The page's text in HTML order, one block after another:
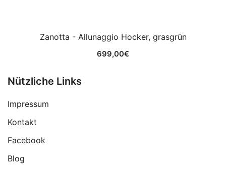
Zanotta - Allunaggio Hocker, grasgrün
699,00€
Nützliche Links
Impressum
Kontakt
Facebook
Blog